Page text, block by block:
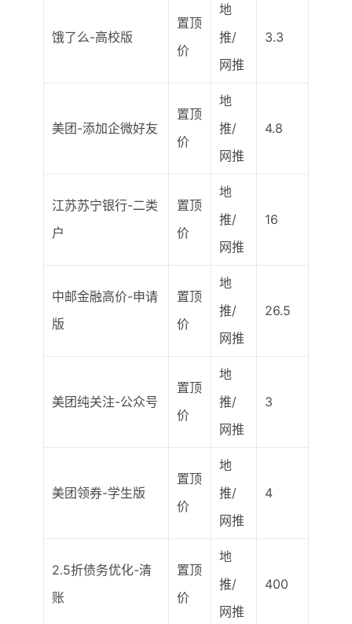
饿了么-高校版
置顶
价
地
推/
网推
3.3
美团-添加企微好友
置顶
价
地
推/
网推
4.8
江苏苏宁银行-二类
户
置顶
价
地
推/
网推
16
中邮金融高价-申请
版
置顶
价
地
推/
网推
26.5
美团纯关注-公众号
置顶
价
地
推/
网推
3
美团领券-学生版
置顶
价
地
推/
网推
4
2.5折债务优化-清
账
置顶
价
地
推/
网推
400